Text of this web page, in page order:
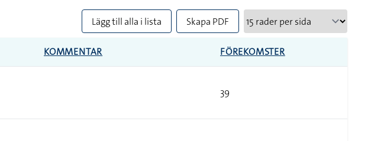
Lägg till alla i lista Skapa PDF
KOMMENTAR FÖREKOMSTER
39